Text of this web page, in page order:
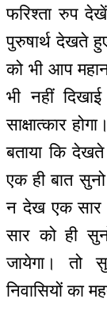
फरिश्ता रुप
पुरुषार्थ देखते
को भी आप
भी नहीं
साक्षात्कार
बताया कि
एक ही बात
न देख एक सार
सार को ही
जायेगा। तो
निवासियों का